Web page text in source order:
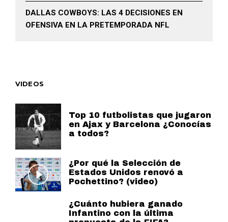
DALLAS COWBOYS: LAS 4 DECISIONES EN
OFENSIVA EN LA PRETEMPORADA NFL
VIDEOS
Top 10 futbolistas que jugaron
en Ajax y Barcelona ¿Conocías
a todos?
¿Por qué la Selección de
Estados Unidos renovó a
Pochettino? (video)
¿Cuánto hubiera ganado
Infantino con la última